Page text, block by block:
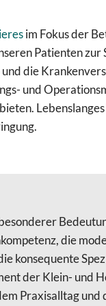
im Fokus der
Patienten zur
die
und
die
konsequente
der Klein- und
Praxisalltag und